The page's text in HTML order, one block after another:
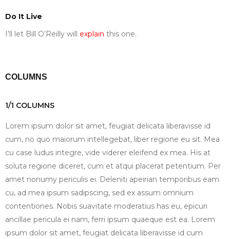
Do It Live
I’ll let Bill O’Reilly will explain this one.
COLUMNS
1/1 COLUMNS
Lorem ipsum dolor sit amet, feugiat delicata liberavisse id
cum, no quo maiorum intellegebat, liber regione eu sit. Mea
cu case ludus integre, vide viderer eleifend ex mea. His at
soluta regione diceret, cum et atqui placerat petentium. Per
amet nonumy periculis ei. Deleniti apeirian temporibus eam
cu, ad mea ipsum sadipscing, sed ex assum omnium
contentiones. Nobis suavitate moderatius has eu, epicuri
ancillae pericula ei nam, ferri ipsum quaeque est ea. Lorem
ipsum dolor sit amet, feugiat delicata liberavisse id cum